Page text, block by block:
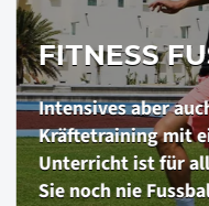
FITNESS
Intensives aber
Kräftetraining mit
Unterricht ist für
Sie noch nie